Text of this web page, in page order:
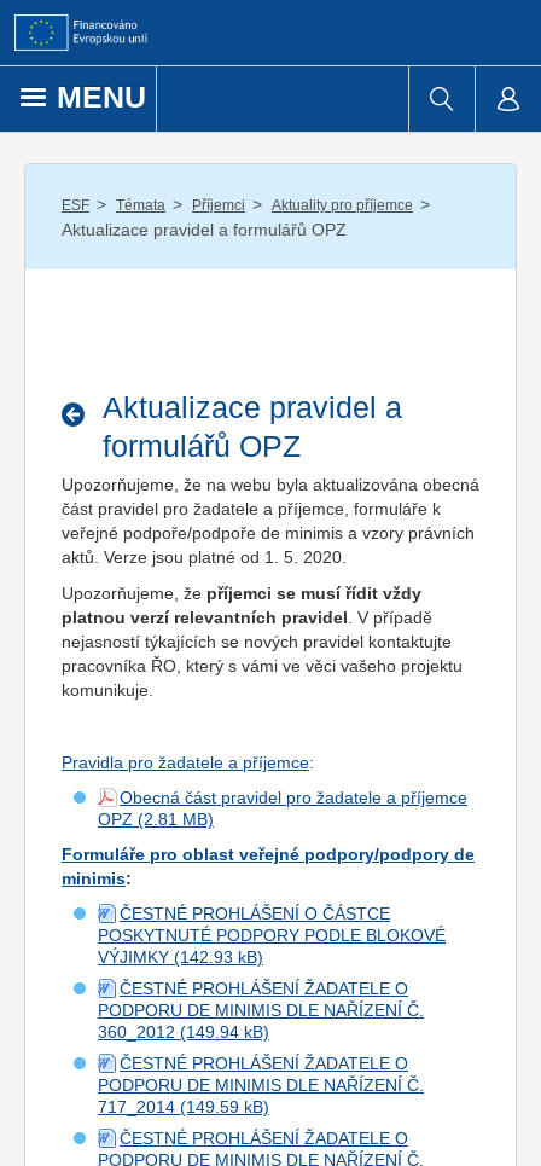
Přejít k obsahu
MENU
ESF / Témata / Příjemci / Aktuality pro příjemce /
Aktualizace pravidel a formulářů OPZ
Aktualizace pravidel a
formulářů OPZ
Upozorňujeme, že na webu byla aktualizována obecná
část pravidel pro žadatele a příjemce, formuláře k
veřejné podpoře/podpoře de minimis a vzory právních
aktů. Verze jsou platné od 1. 5. 2020.
Upozorňujeme, že příjemci se musí řídit vždy
platnou verzí relevantních pravidel . V případě
nejasností týkajících se nových pravidel kontaktujte
pracovníka ŘO, který s vámi ve věci vašeho projektu
komunikuje.
Pravidla pro žadatele a příjemce:
Obecná část pravidel pro žadatele a příjemce
OPZ
Formuláře pro oblast veřejné podpory/podpory de
minimis:
ČESTNÉ PROHLÁŠENÍ O ČÁSTCE
POSKYTNUTÉ PODPORY PODLE BLOKOVÉ
VÝJIMKY
ČESTNÉ PROHLÁŠENÍ ŽADATELE O
PODPORU DE MINIMIS DLE NAŘÍZENÍ Č.
360_2012
ČESTNÉ PROHLÁŠENÍ ŽADATELE O
PODPORU DE MINIMIS DLE NAŘÍZENÍ Č.
717_2014
ČESTNÉ PROHLÁŠENÍ ŽADATELE O
PODPORU DE MINIMIS DLE NAŘÍZENÍ Č.